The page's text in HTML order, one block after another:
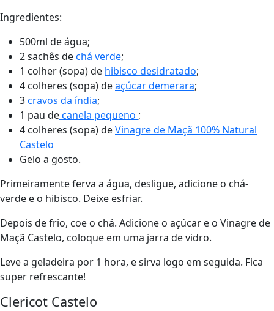
Ingredientes:
500ml de água;
2 sachês dechá verde;
1 colher (sopa) de hibisco desidratado;
4 colheres (sopa) deaçúcar demerara;
3cravos da índia;
1 pau decanela pequeno ;
4 colheres (sopa) deVinagre de Maçã 100% Natural
Castelo
Gelo a gosto.
Primeiramente ferva a água, desligue, adicione o chá-
verde e o hibisco. Deixe esfriar.
Depois de frio, coe o chá. Adicione o açúcar e o Vinagre de
Maçã Castelo, coloque em uma jarra de vidro.
Leve a geladeira por 1 hora, e sirva logo em seguida. Fica
super refrescante!
Clericot Castelo